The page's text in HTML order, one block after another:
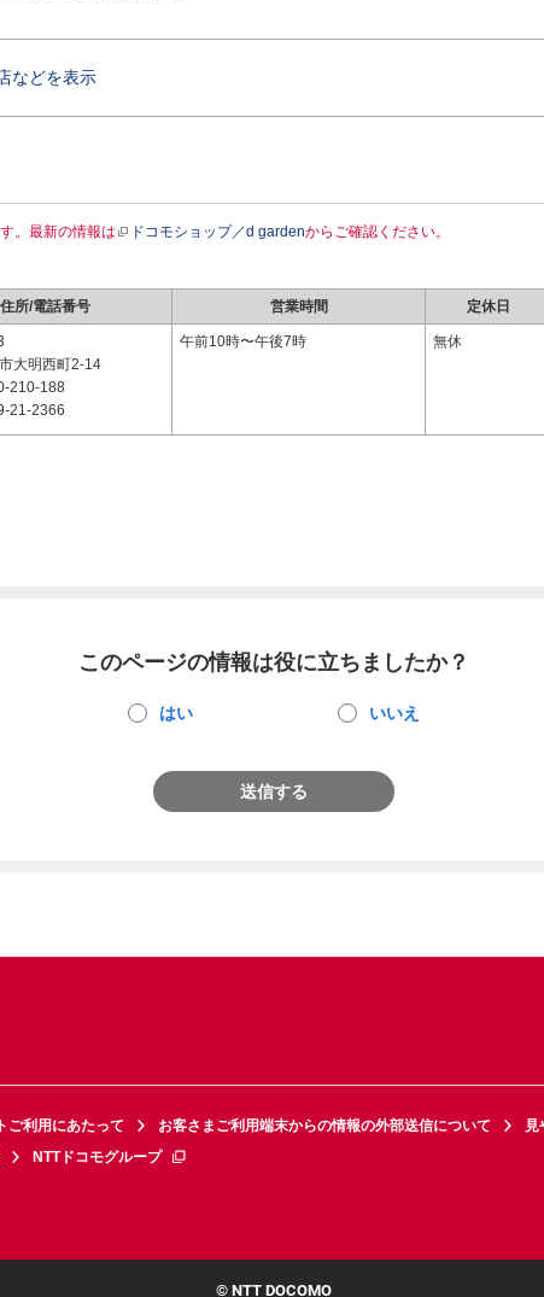
などを表示
。最新の情報は ドコモショップ／d gardenからご確認ください。
住所/電話番号 営業時間 定休日
大明西町2-14
210-188
21-2366
午前10時〜午後7時 無休
このページの情報は役に立ちましたか？
はい いいえ
送信する
ご利用にあたって お客さまご利用端末からの情報の外部送信について
見
NTTドコモグループ
© NTT DOCOMO